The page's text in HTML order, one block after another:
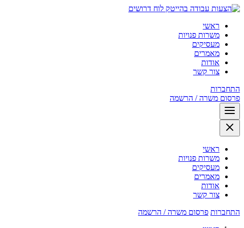
לוח דרושים
ראשי
משרות פנויות
מעסיקים
מאמרים
אודות
צור קשר
התחברות
פרסום משרה / הרשמה
ראשי
משרות פנויות
מעסיקים
מאמרים
אודות
צור קשר
התחברות פרסום משרה / הרשמה